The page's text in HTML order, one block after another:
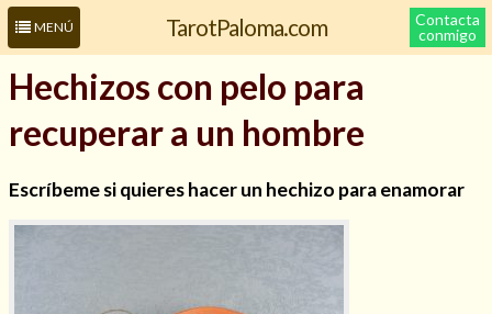
MENÚ TarotPaloma.com
Contacta
conmigo
Leer más sobre mí
Hechizos con pelo para
recuperar a un hombre
Escríbeme si quieres hacer un hechizo para enamorar